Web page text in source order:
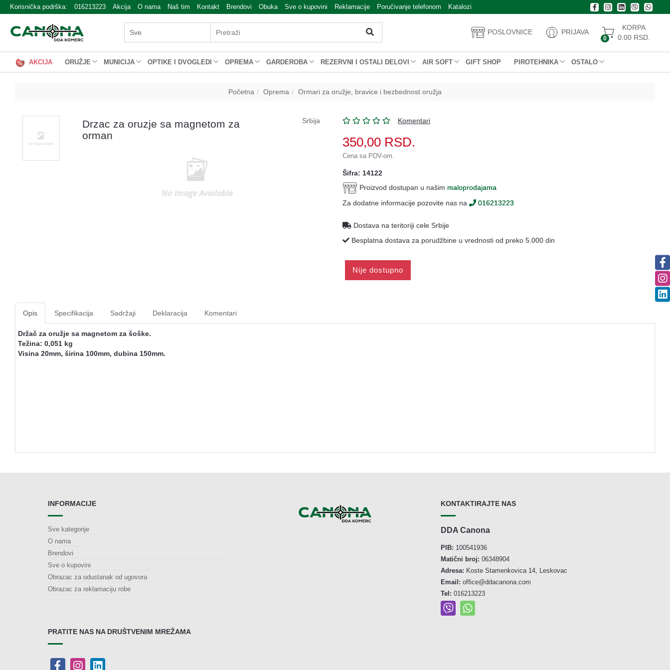
Korisnička podrška: 016213223 Akcija O nama Naš tim Kontakt Brendovi Obuka Sve o kupovini Reklamacije Poručivanje telefonom Katalozi
POSLOVNICE PRIJAVA
0
KORPA
0.00 RSD.
AKCIJA ORUŽJE MUNICIJA OPTIKE I DVOGLEDI OPREMA GARDEROBA REZERVNI I OSTALI DELOVI AIR SOFT GIFT SHOP PIROTEHNIKA OSTALO
Početna Oprema Ormari za oružje, bravice i bezbednost oružja
Drzac za oruzje sa magnetom za
orman
Srbija Komentari
350,00 RSD.
Cena sa PDV-om.
Šifra: 14122
Proizvod dostupan u našim maloprodajama
Za dodatne informacije pozovite nas na
016213223
Dostava na teritoriji cele Srbije
Besplatna dostava za porudžbine u vrednosti od preko 5.000 din
Nije dostupno
Opis Specifikacija Sadržaji Deklaracija Komentari
Držač za oružje sa magnetom za šoške.
Težina: 0,051 kg
Visina 20mm, širina 100mm, dubina 150mm.
INFORMACIJE
Sve kategorije
O nama
Brendovi
Sve o kupovini
Obrazac za odustanak od ugovora
Obrazac za reklamaciju robe
KONTAKTIRAJTE NAS
DDA Canona
PIB: 100541936
Matični broj: 06348904
Adresa: Koste Stamenkovica 14, Leskovac
Email:office@ddacanona.com
Tel:016213223
PRATITE NAS NA DRUŠTVENIM MREŽAMA